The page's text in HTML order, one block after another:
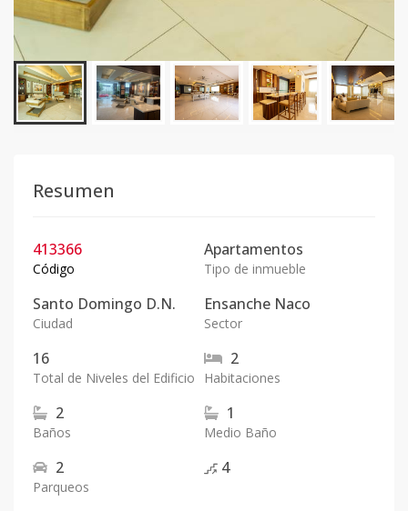
Resumen
413366
Código
Apartamentos
Tipo de inmueble
Santo Domingo D.N.
Ciudad
Ensanche Naco
Sector
16
Total de Niveles del Edificio
2
Habitaciones
2
Baños
1
Medio Baño
2
Parqueos
4